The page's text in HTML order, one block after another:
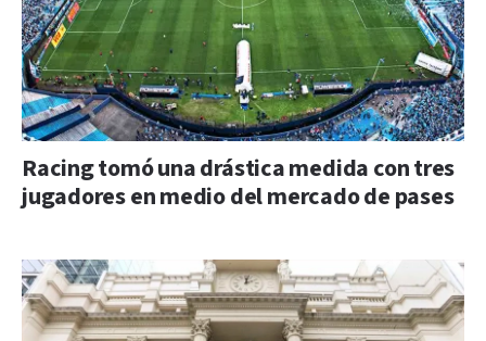
Racing tomó una drástica medida con tres
jugadores en medio del mercado de pases